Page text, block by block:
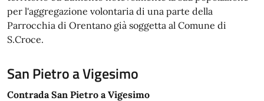
per l'aggregazione volontaria di una parte della
Parrocchia di Orentano già soggetta al Comune di
S.Croce.
San Pietro a Vigesimo
Contrada San Pietro a Vigesimo